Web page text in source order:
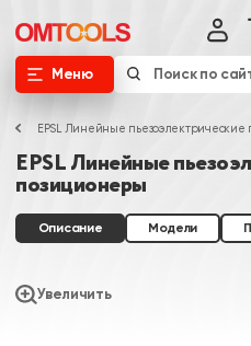
Меню
EPSL Линейные пьезоэлектрические
EPSL Линейные
позиционеры
Описание Модели
Увеличить